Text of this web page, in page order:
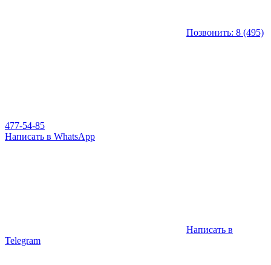
Позвонить: 8 (495)
477-54-85
Написать в WhatsApp
Написать в
Telegram